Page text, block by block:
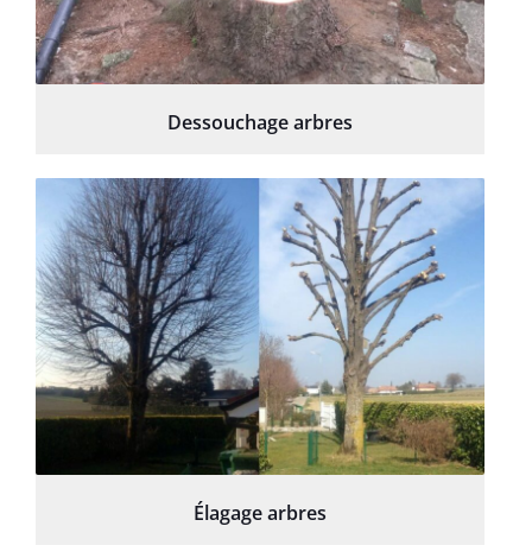
Dessouchage arbres
Élagage arbres